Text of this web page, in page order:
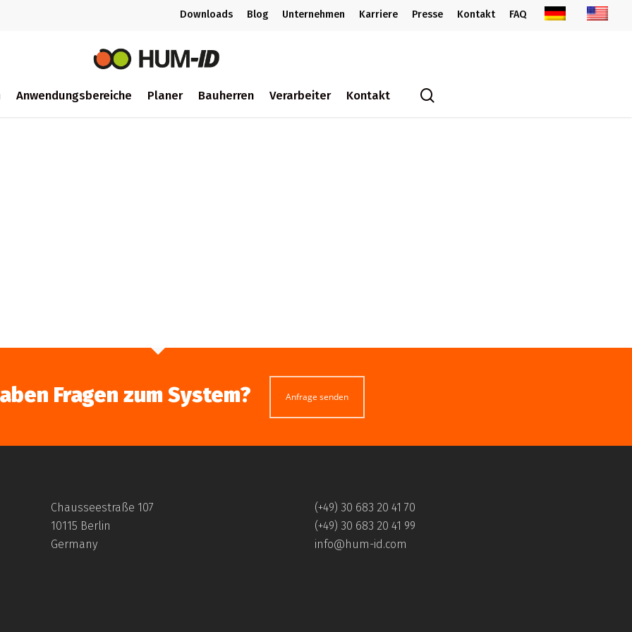
Downloads Blog Unternehmen Karriere Presse Kontakt FAQ
Anwendungsbereiche Planer Bauherren Verarbeiter Kontakt
Fragen zum System? Anfrage senden
Chausseestraße 107
10115 Berlin
Germany
(+49) 30 683 20 41 70
(+49) 30 683 20 41 99
info@hum-id.com